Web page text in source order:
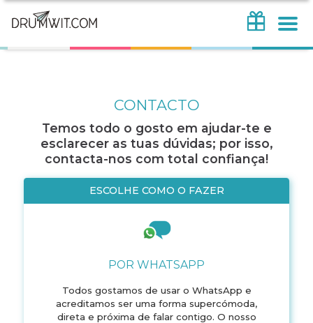
CONTACTO
Temos todo o gosto em ajudar-te e
esclarecer as tuas dúvidas; por isso,
contacta-nos com total confiança!
ESCOLHE COMO O FAZER
POR WHATSAPP
Todos gostamos de usar o WhatsApp e
acreditamos ser uma forma supercómoda,
direta e próxima de falar contigo. O nosso